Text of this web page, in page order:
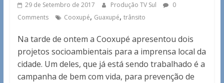
29 de Setembro de 2017 Produção TV Sul
0
Comments
Cooxupé, Guaxupé, trânsito
Na tarde de ontem a Cooxupé apresentou dois
projetos socioambientais para a imprensa local da
cidade. Um deles, que já está sendo trabalhado é a
campanha de bem com vida, para prevenção de